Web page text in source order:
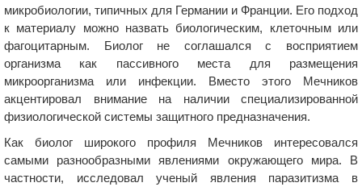
микробиологии, типичных для Германии и Франции. Его подход
к материалу можно назвать биологическим, клеточным или
фагоцитарным. Биолог не соглашался с восприятием
организма как пассивного места для размещения
микроорганизма или инфекции. Вместо этого Мечников
акцентировал внимание на наличии специализированной
физиологической системы защитного предназначения.
Как биолог широкого профиля Мечников интересовался
самыми разнообразными явлениями окружающего мира. В
частности, исследовал ученый явления паразитизма в